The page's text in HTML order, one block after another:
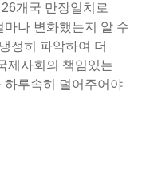
개국 만장일치로
나 변화했는지 알 수
정히 파악하여 더
제사회의 책임있는
하루속히 덜어주어야